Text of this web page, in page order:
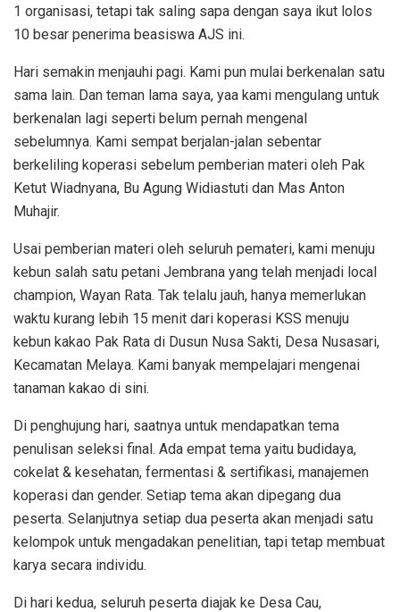
1 organisasi, tetapi tak saling sapa dengan saya ikut lolos
10 besar penerima beasiswa AJS ini.
Hari semakin menjauhi pagi. Kami pun mulai berkenalan satu
sama lain. Dan teman lama saya, yaa kami mengulang untuk
berkenalan lagi seperti belum pernah mengenal
sebelumnya. Kami sempat berjalan-jalan sebentar
berkeliling koperasi sebelum pemberian materi oleh Pak
Ketut Wiadnyana, Bu Agung Widiastuti dan Mas Anton
Muhajir.
Usai pemberian materi oleh seluruh pemateri, kami menuju
kebun salah satu petani Jembrana yang telah menjadi local
champion, Wayan Rata. Tak telalu jauh, hanya memerlukan
waktu kurang lebih 15 menit dari koperasi KSS menuju
kebun kakao Pak Rata di Dusun Nusa Sakti, Desa Nusasari,
Kecamatan Melaya. Kami banyak mempelajari mengenai
tanaman kakao di sini.
Di penghujung hari, saatnya untuk mendapatkan tema
penulisan seleksi final. Ada empat tema yaitu budidaya,
cokelat & kesehatan, fermentasi & sertifikasi, manajemen
koperasi dan gender. Setiap tema akan dipegang dua
peserta. Selanjutnya setiap dua peserta akan menjadi satu
kelompok untuk mengadakan penelitian, tapi tetap membuat
karya secara individu.
Di hari kedua, seluruh peserta diajak ke Desa Cau,